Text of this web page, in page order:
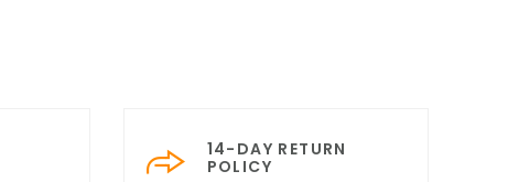
14-DAY RETURN
POLICY